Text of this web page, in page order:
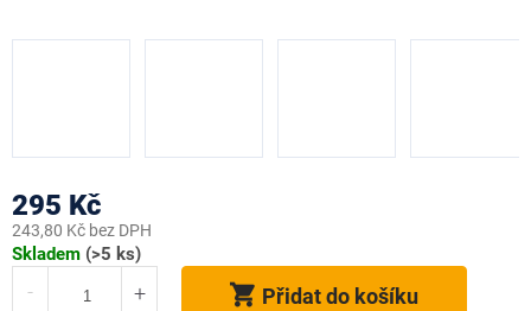
295 Kč
243,80 Kč bez DPH
Měrná
Skladem (>5 ks)
Přidat do košíku